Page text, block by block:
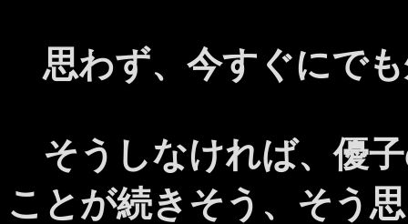
思わず、今すぐにで
そうしなければ、優
ことが続きそう、そう